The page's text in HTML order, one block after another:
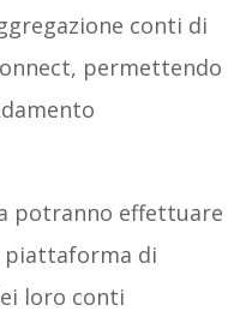
conti di
permettendo
potranno effettuare
piattaforma di
loro conti